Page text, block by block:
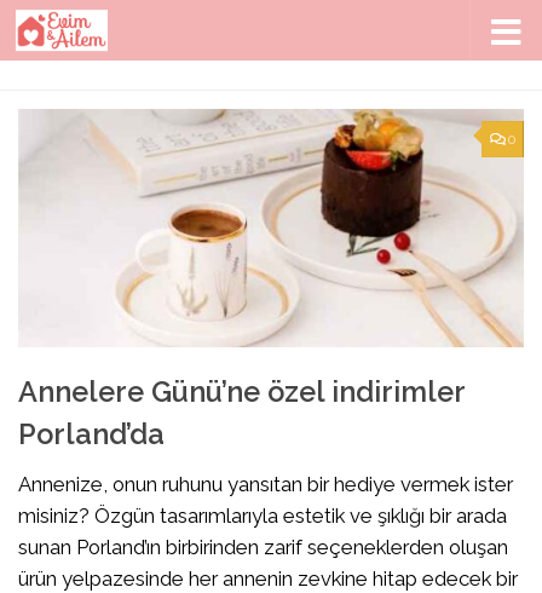
Skip to content
0
Annelere Günü’ne özel indirimler
Porland’da
Annenize, onun ruhunu yansıtan bir hediye vermek ister
misiniz? Özgün tasarımlarıyla estetik ve şıklığı bir arada
sunan Porland’ın birbirinden zarif seçeneklerden oluşan
ürün yelpazesinde her annenin zevkine hitap edecek bir